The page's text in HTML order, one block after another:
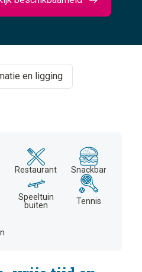
en ligging
Restaurant Snackbar
Speeltuin
buiten
Tennis